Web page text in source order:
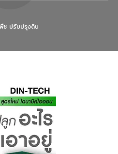
ช ปรับปรุงดิน